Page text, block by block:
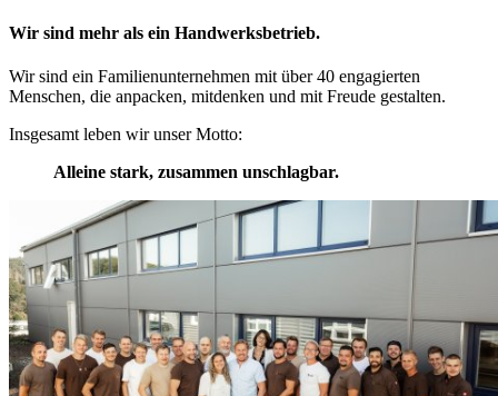
Wir sind mehr als ein Handwerksbetrieb.
Wir sind ein Familienunternehmen mit über 40 engagierten
Menschen, die anpacken, mitdenken und mit Freude gestalten.
Insgesamt leben wir unser Motto:
Alleine stark, zusammen unschlagbar.